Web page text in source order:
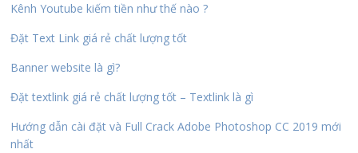
Kênh Youtube kiếm tiền như thế nào ?
Đặt Text Link giá rẻ chất lượng tốt
Banner website là gì?
Đặt textlink giá rẻ chất lượng tốt – Textlink là gì
Hướng dẫn cài đặt và Full Crack Adobe Photoshop CC 2019 mới
nhất